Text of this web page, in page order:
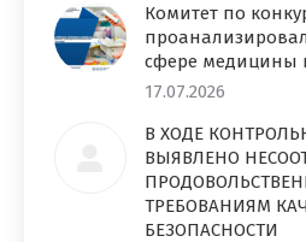
Комитет по
сфере медицины
17.07.2026
В ХОДЕ
ВЫЯВЛЕНО
ТРЕБОВАНИЯМ
БЕЗОПАСНОСТИ